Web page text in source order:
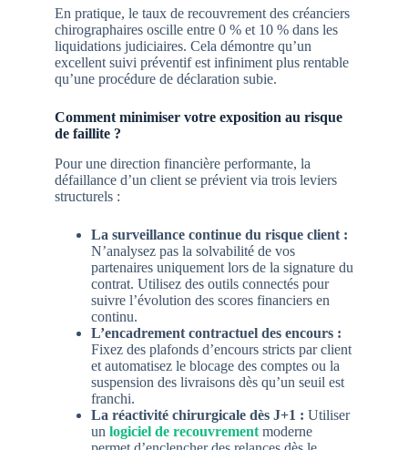
En pratique, le taux de recouvrement des créanciers
chirographaires oscille entre 0 % et 10 % dans les
liquidations judiciaires. Cela démontre qu’un
excellent suivi préventif est infiniment plus rentable
qu’une procédure de déclaration subie.
Comment minimiser votre exposition au risque
de faillite ?
Pour une direction financière performante, la
défaillance d’un client se prévient via trois leviers
structurels :
La surveillance continue du risque client :
N’analysez pas la solvabilité de vos
partenaires uniquement lors de la signature du
contrat. Utilisez des outils connectés pour
suivre l’évolution des scores financiers en
continu.
L’encadrement contractuel des encours :
Fixez des plafonds d’encours stricts par client
et automatisez le blocage des comptes ou la
suspension des livraisons dès qu’un seuil est
franchi.
La réactivité chirurgicale dès J+1 : Utiliser
un logiciel de recouvrement moderne